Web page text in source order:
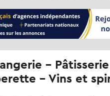
- Vins et